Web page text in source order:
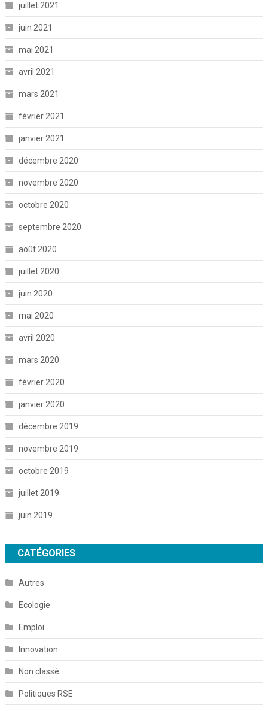
juillet 2021
juin 2021
mai 2021
avril 2021
mars 2021
février 2021
janvier 2021
décembre 2020
novembre 2020
octobre 2020
septembre 2020
août 2020
juillet 2020
juin 2020
mai 2020
avril 2020
mars 2020
février 2020
janvier 2020
décembre 2019
novembre 2019
octobre 2019
juillet 2019
juin 2019
CATÉGORIES
Autres
Ecologie
Emploi
Innovation
Non classé
Politiques RSE